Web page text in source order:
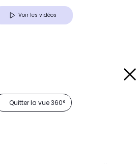
Voir les vidéos
Quitter la vue 360°